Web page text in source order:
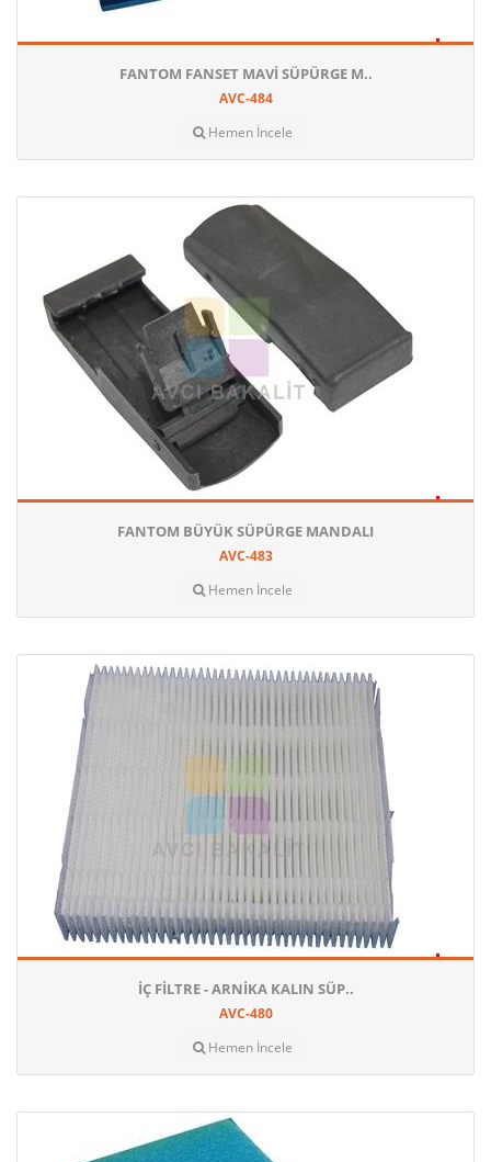
FANTOM FANSET MAVI SÜPÜRGE M..
AVC-484
Hemen İncele
FANTOM BÜYÜK SÜPÜRGE MANDALI
AVC-483
Hemen İncele
İÇ FILTRE - ARNIKA KALIN SÜP..
AVC-480
Hemen İncele